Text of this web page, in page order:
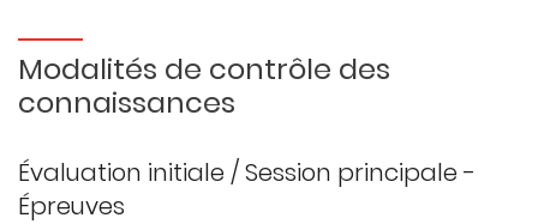
Modalités de contrôle des
connaissances
Évaluation initiale / Session principale -
Épreuves